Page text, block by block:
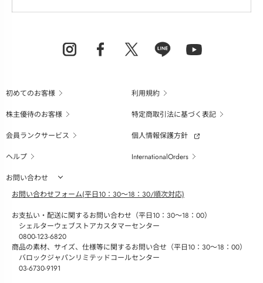
初めてのお客様
利用規約
株主優待のお客様
特定商取引法に基づく表記
会員ランクサービス
個人情報保護方針
ヘルプ
InternationalOrders
お問い合わせ
お問い合わせフォーム(平日10：30～18：30/順次対応)
お支払い・配送に関するお問い合わせ（平日10：30～18：00）
シェルターウェブストアカスタマーセンター
0800-123-6820
商品の素材、サイズ、仕様等に関するお問い合せ（平日10：30～18：00）
バロックジャパンリミテッドコールセンター
03-6730-9191